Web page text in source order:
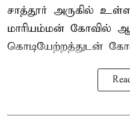
சாத்தூர் அருகில்
மாரியம்மன் கோவில்
கொடியேற்றத்துடன்